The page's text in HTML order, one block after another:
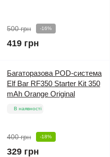
500 грн -16%
419 грн
Багаторазова POD-система
Elf Bar RF350 Starter Kit 350
mAh Orange Original
В наявності
400 грн -18%
329 грн